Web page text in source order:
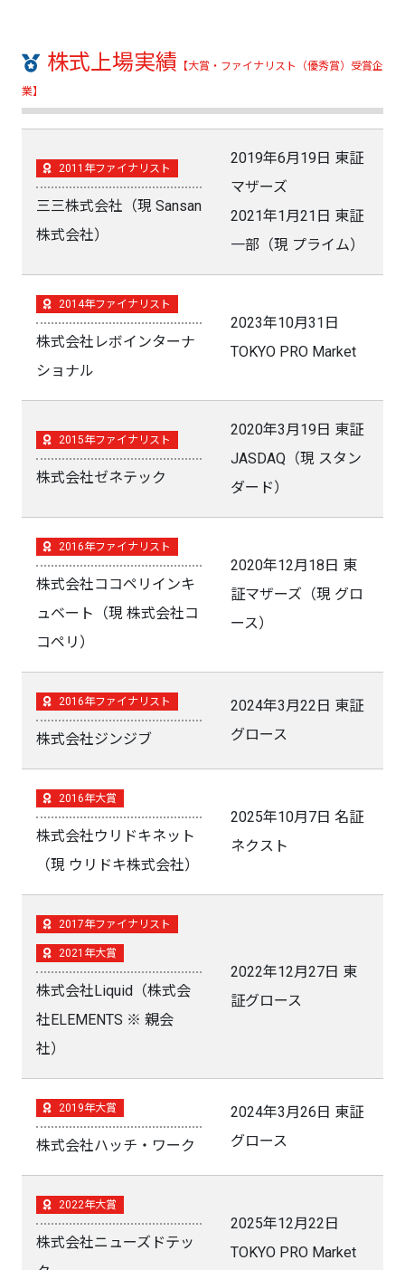
株式上場実績 【大賞・ファイナリスト（優秀賞）受賞企
業】
2011年ファイナリスト
三三株式会社（現 Sansan
株式会社）
2019年6月19日 東証
マザーズ
2021年1月21日 東証
一部（現 プライム）
2014年ファイナリスト
株式会社レボインターナ
ショナル
2023年10月31日
TOKYO PRO Market
2015年ファイナリスト
株式会社ゼネテック
2020年3月19日 東証
JASDAQ（現 スタン
ダード）
2016年ファイナリスト
株式会社ココペリインキ
ュベート（現 株式会社コ
コペリ）
2020年12月18日 東
証マザーズ（現 グロ
ース）
2016年ファイナリスト
株式会社ジンジブ
2024年3月22日 東証
グロース
2016年大賞
株式会社ウリドキネット
（現 ウリドキ株式会社）
2025年10月7日 名証
ネクスト
2017年ファイナリスト
2021年大賞
株式会社Liquid（株式会
社ELEMENTS ※ 親会
社）
2022年12月27日 東
証グロース
2019年大賞
株式会社ハッチ・ワーク
2024年3月26日 東証
グロース
2022年大賞
株式会社ニューズドテッ
2025年12月22日
TOKYO PRO Market